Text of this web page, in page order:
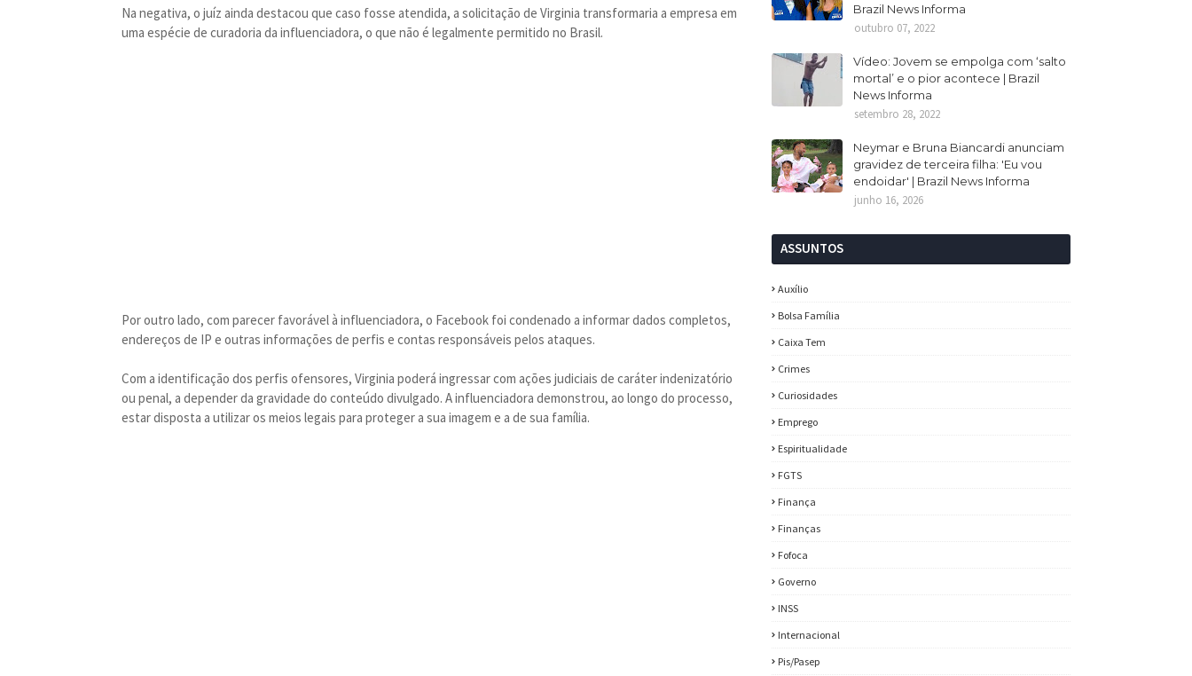
Na negativa, o juíz ainda destacou que caso fosse atendida, a solicitação de Virginia transformaria a empresa em
uma espécie de curadoria da influenciadora, o que não é legalmente permitido no Brasil.
Por outro lado, com parecer favorável à influenciadora, o Facebook foi condenado a informar dados completos,
endereços de IP e outras informações de perfis e contas responsáveis pelos ataques.
Com a identificação dos perfis ofensores, Virginia poderá ingressar com ações judiciais de caráter indenizatório
ou penal, a depender da gravidade do conteúdo divulgado. A influenciadora demonstrou, ao longo do processo,
estar disposta a utilizar os meios legais para proteger a sua imagem e a de sua família.
Brazil News Informa
outubro 07, 2022
Vídeo: Jovem se empolga com ‘salto
mortal’ e o pior acontece | Brazil
News Informa
setembro 28, 2022
Neymar e Bruna Biancardi anunciam
gravidez de terceira filha: 'Eu vou
endoidar' | Brazil News Informa
junho 16, 2026
ASSUNTOS
Auxílio
Bolsa Família
Caixa Tem
Crimes
Curiosidades
Emprego
Espiritualidade
FGTS
Finança
Finanças
Fofoca
Governo
INSS
Internacional
Pis/Pasep